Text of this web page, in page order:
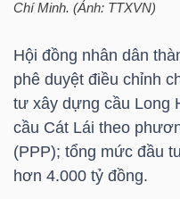
Chí Minh. (Ảnh: TTXVN)
Hội đồng nhân dân
phê duyệt điều chỉnh
tư xây dựng cầu Long
cầu Cát Lái theo
(PPP); tổng mức đầu
hơn 4.000 tỷ đồng.
TẾ
GIỚI